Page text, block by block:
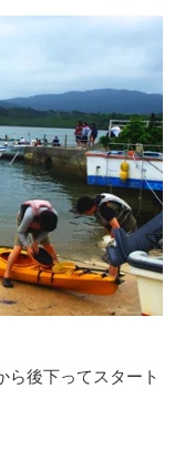
ら後下ってスタート